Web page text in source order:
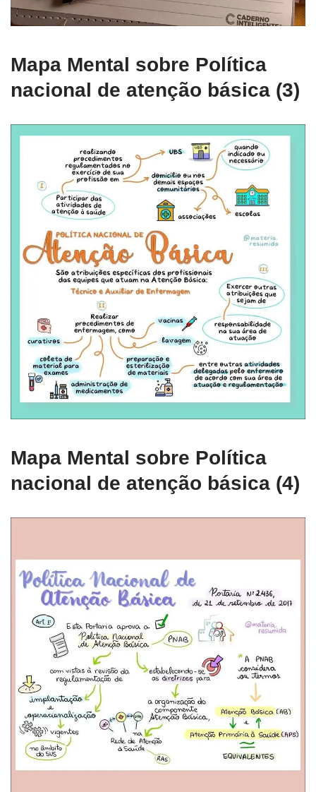
Mapa Mental sobre Política
nacional de atenção básica (3)
Mapa Mental sobre Política
nacional de atenção básica (4)